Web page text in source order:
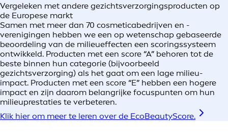
Vergeleken met andere gezichtsverzorgingsproducten op
de Europese markt
Samen met meer dan 70 cosmeticabedrijven en -
verenigingen hebben we een op wetenschap gebaseerde
beoordeling van de milieueffecten een scoringssysteem
ontwikkeld. Producten met een score “A” behoren tot de
beste binnen hun categorie (bijvoorbeeld
gezichtsverzorging) als het gaat om een lage milieu-
impact. Producten met een score “E” hebben een hogere
impact en zijn daarom belangrijke focuspunten om hun
milieuprestaties te verbeteren.
Klik hier om meer te leren over de EcoBeautyScore.